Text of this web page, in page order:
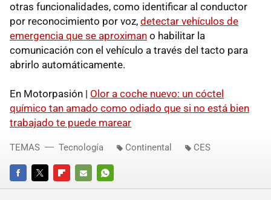
otras funcionalidades, como identificar al conductor
por reconocimiento por voz, detectar vehículos de
emergencia que se aproximan o habilitar la
comunicación con el vehículo a través del tacto para
abrirlo automáticamente.
En Motorpasión | Olor a coche nuevo: un cóctel
químico tan amado como odiado que si no está bien
trabajado te puede marear
FACEBOOKTWITTERFLIPBOARD
E-
WHATSAPP
TEMAS Tecnología Continental CES